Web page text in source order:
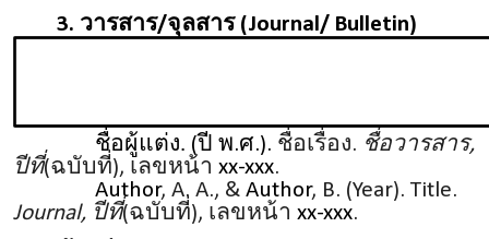
3. วารสาร/จุลสาร (Journal/ Bulletin)
ชื่อผู้แต่ง. (ปี พ.ศ.). ชื่อเรื่อง. ชื่อวารสาร,
ปีที่(ฉบับที่), เลขหน้า xx-xxx.
Author, A. A., & Author, B. (Year). Title.
Journal, ปีที่(ฉบับที่), เลขหน้า xx-xxx.